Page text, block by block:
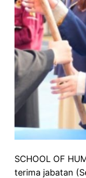
SCHOOL OF
terima jabatan